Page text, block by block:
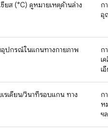
ยส (°C) ดูหมายเหตุด้านล่าง
ก
อุ
ปกรณ์ในแกนทางกายภาพ
ก
เ
เ
รเดียน/วินาทีรอบแกน ทาง
ก
ห
ฯ